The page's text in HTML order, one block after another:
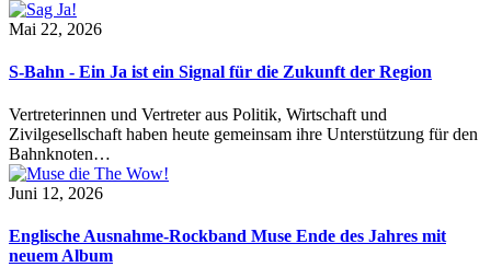
Mai 22, 2026
S-Bahn - Ein Ja ist ein Signal für die Zukunft der Region
Vertreterinnen und Vertreter aus Politik, Wirtschaft und
Zivilgesellschaft haben heute gemeinsam ihre Unterstützung für den
Bahnknoten…
Juni 12, 2026
Englische Ausnahme-Rockband Muse Ende des Jahres mit
neuem Album